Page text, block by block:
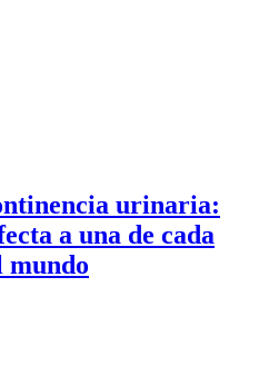
urinaria:
a una de cada
mundo